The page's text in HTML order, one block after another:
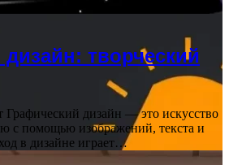
творческий
Графический дизайн — это искусство
с помощью изображений, текста и
в дизайне играет…